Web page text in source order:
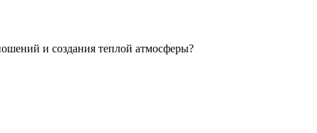
и создания теплой атмосферы?